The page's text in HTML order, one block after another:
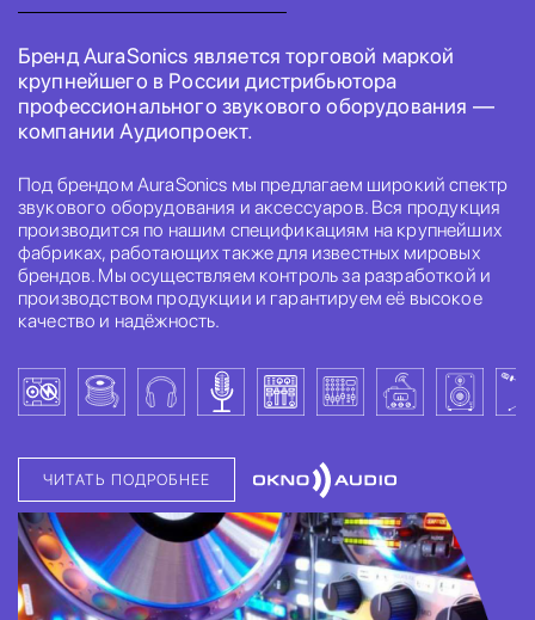
Бренд AuraSonics является торговой маркой
крупнейшего в России дистрибьютора
профессионального звукового оборудования —
компании Аудиопроект.
Под брендом AuraSonics мы предлагаем широкий спектр
звукового оборудования и аксессуаров. Вся продукция
производится по нашим спецификациям на крупнейших
фабриках, работающих также для известных мировых
брендов. Мы осуществляем контроль за разработкой и
производством продукции и гарантируем её высокое
качество и надёжность.
ЧИТАТЬ ПОДРОБНЕЕ